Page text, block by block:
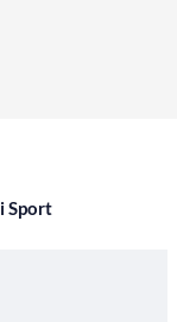
Sport